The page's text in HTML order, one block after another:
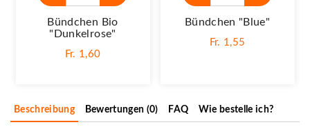
Bündchen Bio
"Dunkelrose"
Fr. 1,60
Bündchen "blue"
Fr. 1,55
Beschreibung Bewertungen (0) FAQ Wie bestelle ich?